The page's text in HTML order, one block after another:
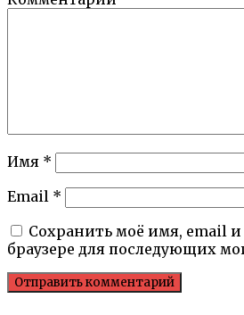
Имя *
Email *
Сохранить моё имя, email и
браузере для последующих